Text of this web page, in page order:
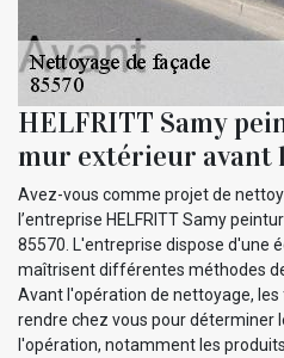
HELFRITT Samy
mur extérieur avant
Avez-vous comme projet de
l’entreprise HELFRITT Samy
85570. L'entreprise dispose d'une
maîtrisent différentes méthodes
Avant l'opération de nettoyage,
rendre chez vous pour déterminer
l'opération, notamment les